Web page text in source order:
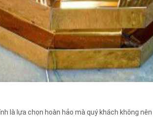
là lựa chọn hoàn hảo mà quý khách không nên